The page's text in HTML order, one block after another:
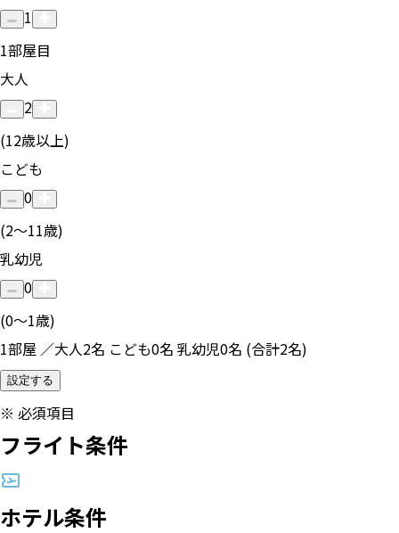
1
1部屋目
大人
2
(12歳以上)
こども
0
(2〜11歳)
乳幼児
0
(0〜1歳)
1部屋 ／大人2名 こども0名 乳幼児0名 (合計2名)
設定する
※ 必須項目
フライト条件
ホテル条件